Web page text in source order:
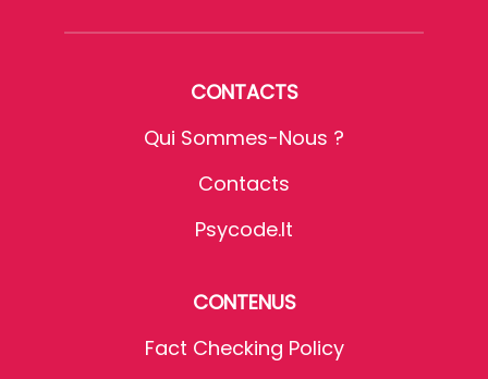
CONTACTS
Qui Sommes-Nous ?
Contacts
Psycode.it
CONTENUS
Fact Checking Policy